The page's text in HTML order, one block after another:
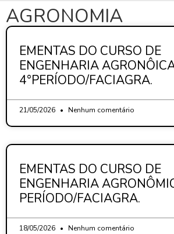
AGRONOMIA
EMENTAS DO CURSO DE
ENGENHARIA
4°PERÍODO/FACIAGRA.
21/05/2026 Nenhum comentário
EMENTAS DO CURSO DE
ENGENHARIA
PERÍODO/FACIAGRA.
18/05/2026 Nenhum comentário